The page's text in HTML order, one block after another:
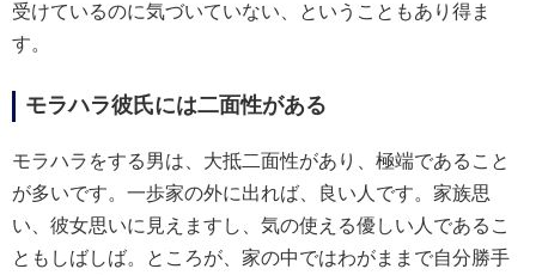
受けているのに気づいていない、ということもあり得ま
す。
モラハラ彼氏には二面性がある
モラハラをする男は、大抵二面性があり、極端であること
が多いです。一歩家の外に出れば、良い人です。家族思
い、彼女思いに見えますし、気の使える優しい人であるこ
ともしばしば。ところが、家の中ではわがままで自分勝手